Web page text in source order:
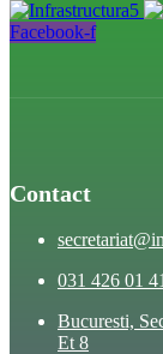
Facebook-f
Contact
031 426 01
Bucuresti,
Et 8